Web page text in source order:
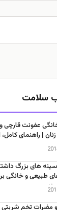
قارچی واژن و
کامل، ایمن و
بزرگ داشته
و خانگی برای بزرگ
تخم شربتي